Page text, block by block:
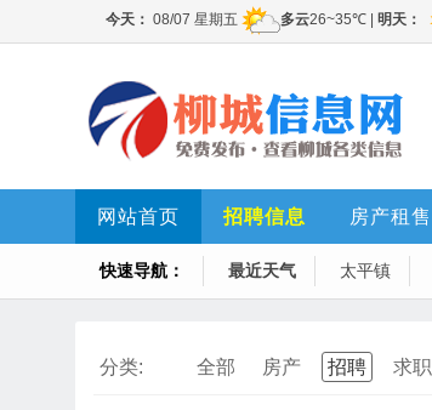
网站首页 招聘信息 房产租售
快速导航： 最近天气 太平镇
分类: 全部 房产 招聘 求职